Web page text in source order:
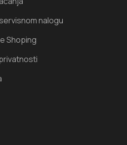
nalogu
Shoping